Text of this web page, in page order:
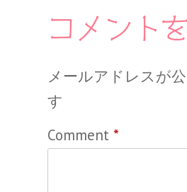
コメント
メールアドレスが
す
Comment *